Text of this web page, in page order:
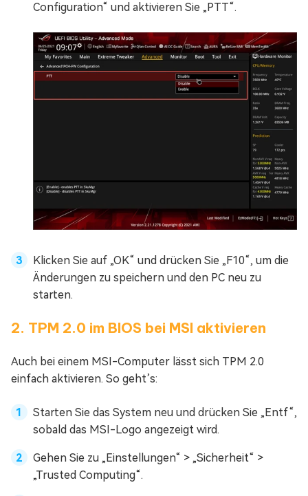
Configuration“ und aktivieren Sie „PTT“.
Klicken Sie auf „OK“ und drücken Sie „F10“, um die
Änderungen zu speichern und den PC neu zu
starten.
2. TPM 2.0 im BIOS bei MSI aktivieren
Auch bei einem MSI-Computer lässt sich TPM 2.0
einfach aktivieren. So geht’s:
Starten Sie das System neu und drücken Sie „Entf“,
sobald das MSI-Logo angezeigt wird.
Gehen Sie zu „Einstellungen“ > „Sicherheit“ >
„Trusted Computing“.